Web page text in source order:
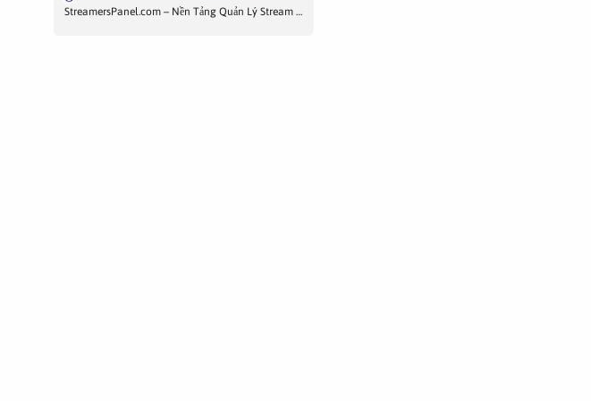
StreamersPanel.com – Nền Tảng Quản Lý Stream Hiện Đại